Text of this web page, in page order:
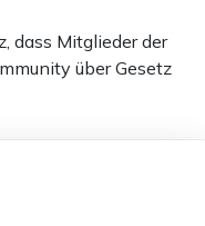
dass Mitglieder der
über Gesetz